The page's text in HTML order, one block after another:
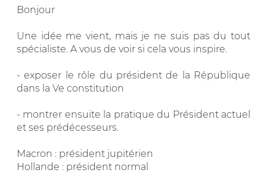
Bonjour
Une idée me vient, mais je ne suis pas du tout
spécialiste. A vous de voir si cela vous inspire.
- exposer le rôle du président de la République
dans la Ve constitution
- montrer ensuite la pratique du Président actuel
et ses prédécesseurs.
Macron : président jupitérien
Hollande : président normal